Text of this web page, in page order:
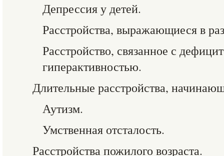
Депрессия у детей.
Расстройства, выражающиеся в
Расстройство, связанное с
гиперактивностью.
Длительные расстройства,
Аутизм.
Умственная отсталость.
Расстройства пожилого возраста.